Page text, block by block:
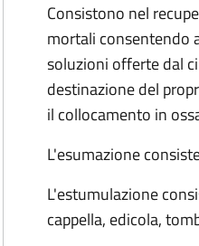
Consistono nel
mortali consentendo
soluzioni offerte dal
destinazione del
il collocamento in
L'esumazione
L'estumulazione
cappella, edicola,